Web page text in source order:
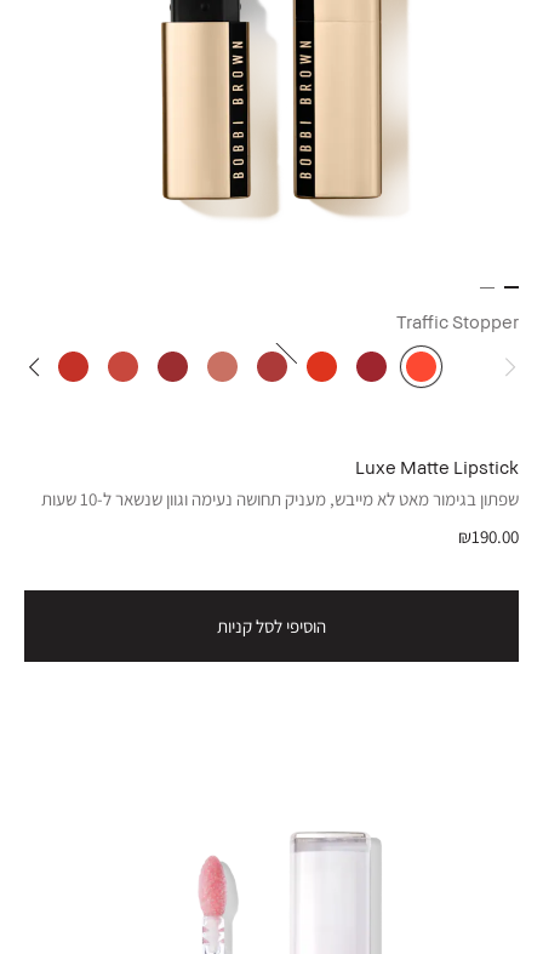
Traffic Stopper
Luxe Matte Lipstick
שפתון בגימור מאט לא מייבש, מעניק תחושה נעימה וגוון שנשאר ל-10 שעות
₪190.00
הוסיפי לסל קניות